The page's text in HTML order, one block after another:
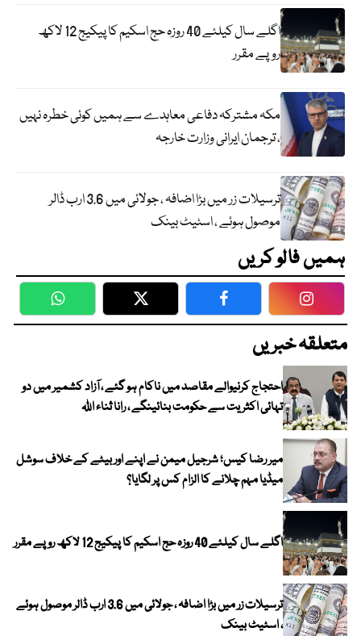
اگلے سال کیلئے 40 روزہ حج اسکیم کا پیکیج 12 لاکھ
روپے مقرر
مکہ مشترکہ دفاعی معاہدے سے ہمیں کوئی خطرہ نہیں
، ترجمان ایرانی وزارت خارجہ
ترسیلات زر میں بڑا اضافہ ، جولائی میں 3.6 ارب ڈالر
موصول ہوئے ، اسٹیٹ بینک
ہمیں فالو کریں
WhatsApp Twitter Facebook
متعلقہ خبریں
احتجاج کرنیوالے مقاصد میں ناکام ہو گئے ، آزاد کشمیر میں دو
تہائی اکثریت سے حکومت بنائینگے ، رانا ثناء اللہ
میر رضا کیس؛ شرجیل میمن نے اپنے اور بیٹے کے خلاف سوشل
میڈیا مہم چلانے کا الزام کس پر لگایا؟
اگلے سال کیلئے 40 روزہ حج اسکیم کا پیکیج 12 لاکھ روپے مقرر
ترسیلات زر میں بڑا اضافہ ، جولائی میں 3.6 ارب ڈالر موصول ہوئے
، اسٹیٹ بینک